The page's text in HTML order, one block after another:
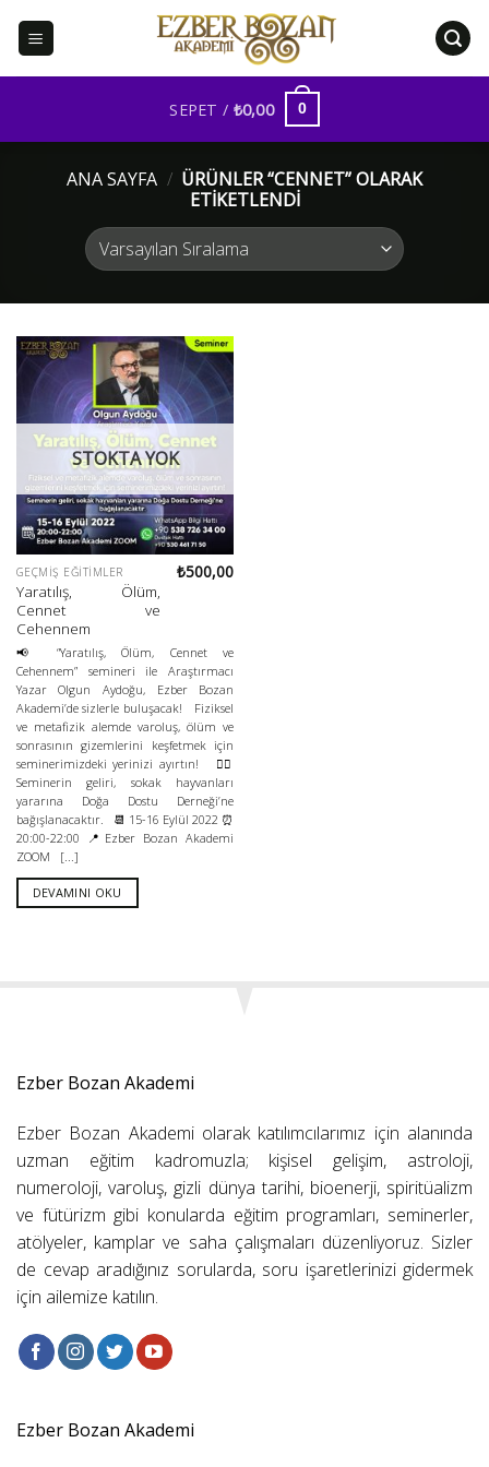
SEPET / ₺0,00 0
ANA SAYFA / ÜRÜNLER “CENNET” OLARAK
ETIKETLENDI
STOKTA YOK
GEÇMIŞ EĞITIMLER
Yaratılış, Ölüm,
Cennet ve
Cehennem
₺500,00
📢 “Yaratılış, Ölüm, Cennet ve
Cehennem” semineri ile Araştırmacı
Yazar Olgun Aydoğu, Ezber Bozan
Akademi’de sizlerle buluşacak! Fiziksel
ve metafizik alemde varoluş, ölüm ve
sonrasının gizemlerini keşfetmek için
seminerimizdeki yerinizi ayırtın! 👉🏻
Seminerin geliri, sokak hayvanları
yararına Doğa Dostu Derneği’ne
bağışlanacaktır. 📆 15-16 Eylül 2022 ⏰
20:00-22:00 📍Ezber Bozan Akademi
ZOOM [...]
DEVAMINI OKU
Ezber Bozan Akademi
Ezber Bozan Akademi olarak katılımcılarımız için alanında
uzman eğitim kadromuzla; kişisel gelişim, astroloji,
numeroloji, varoluş, gizli dünya tarihi, bioenerji, spiritüalizm
ve fütürizm gibi konularda eğitim programları, seminerler,
atölyeler, kamplar ve saha çalışmaları düzenliyoruz. Sizler
de cevap aradığınız sorularda, soru işaretlerinizi gidermek
için ailemize katılın.
Ezber Bozan Akademi